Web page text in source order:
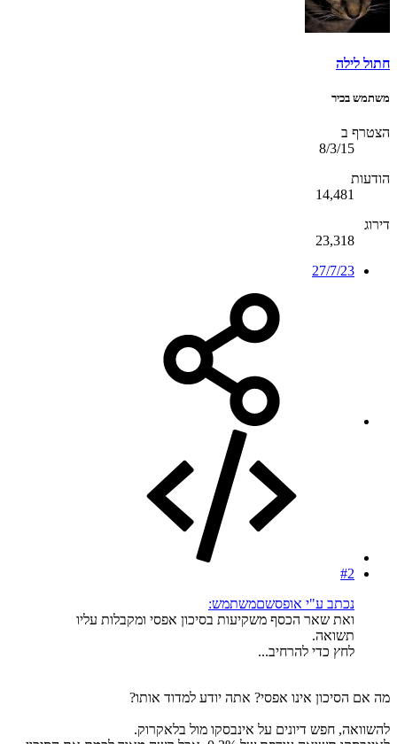
חתול לילה
משתמש בכיר
הצטרף ב
8/3/15
הודעות
14,481
דירוג
23,318
27/7/23
#2
נכתב ע"י אופסשםמשתמש:
ואת שאר הכסף משקיעות בסיכון אפסי ומקבלות עליו
תשואה.
לחץ כדי להרחיב...
מה אם הסיכון אינו אפסי? אתה יודע למדוד אותו?
להשוואה, חפש דיונים על אינבסקו מול בלאקרוק.